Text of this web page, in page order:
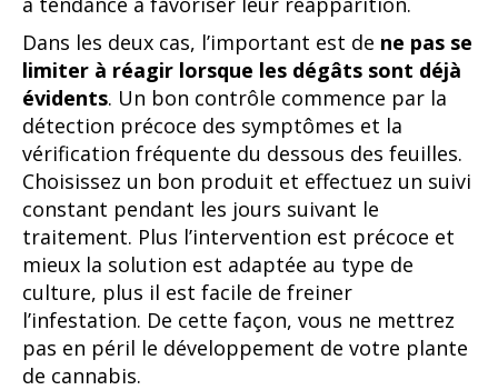
Dans les deux cas, l’important est de ne pas se
limiter à réagir lorsque les dégâts sont déjà
évidents. Un bon contrôle commence par la
détection précoce des symptômes et la
vérification fréquente du dessous des feuilles.
Choisissez un bon produit et effectuez un suivi
constant pendant les jours suivant le
traitement. Plus l’intervention est précoce et
mieux la solution est adaptée au type de
culture, plus il est facile de freiner
l’infestation. De cette façon, vous ne mettrez
pas en péril le développement de votre plante
de cannabis.